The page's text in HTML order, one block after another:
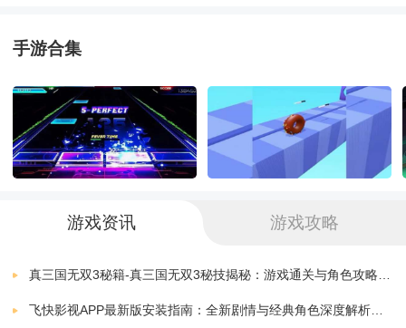
4.丰厚奖励等你来拿，完成各种任务和挑战，赢得金币
和道具奖励，让你的球队更强大。
《黄金右腿》游戏体验：
*Q版风格的画面设计，可爱又独特的角色形象，让你爱
*游戏主题变化多样，你可以在草地上射门，也可以在沙
手游合集
游戏资讯 游戏攻略